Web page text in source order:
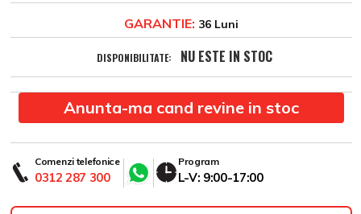
GARANTIE: 36 Luni
DISPONIBILITATE: NU ESTE IN STOC
Anunta-ma cand revine in stoc
Comenzi telefonice
0312 287 300
Program
L-V: 9:00-17:00